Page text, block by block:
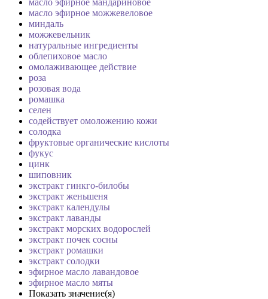
масло эфирное можжевеловое
миндаль
можжевельник
натуральные ингредиенты
облепиховое масло
омолаживающее действие
роза
розовая вода
ромашка
селен
содействует омоложению кожи
солодка
фруктовые органические кислоты
фукус
цинк
шиповник
экстракт гинкго-билобы
экстракт женьшеня
экстракт календулы
экстракт лаванды
экстракт морских водорослей
экстракт почек сосны
экстракт ромашки
экстракт солодки
эфирное масло лавандовое
эфирное масло мяты
Показать значение(я)